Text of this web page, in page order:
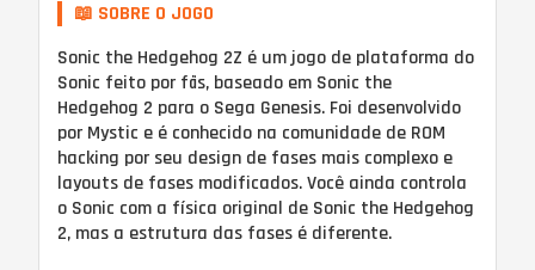
📖 SOBRE O JOGO
Sonic the Hedgehog 2Z é um jogo de plataforma do
Sonic feito por fãs, baseado em Sonic the
Hedgehog 2 para o Sega Genesis. Foi desenvolvido
por Mystic e é conhecido na comunidade de ROM
hacking por seu design de fases mais complexo e
layouts de fases modificados. Você ainda controla
o Sonic com a física original de Sonic the Hedgehog
2, mas a estrutura das fases é diferente.